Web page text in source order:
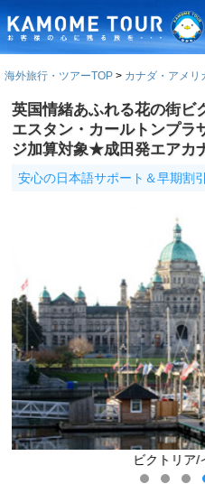
海外旅行・ツアーTOP カナダ・アメリ
英国情緒あふれる花の街
エスタン・カールトンプラ
ジ加算対象★成田発エアカ
安心の日本語サポート＆早期割